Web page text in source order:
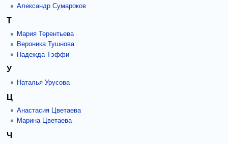
Александр Сумароков
Т
Мария Терентьева
Вероника Тушнова
Надежда Тэффи
У
Наталья Урусова
Ц
Анастасия Цветаева
Марина Цветаева
Ч